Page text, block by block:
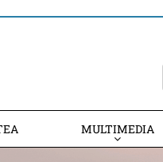
MULTIMEDIA